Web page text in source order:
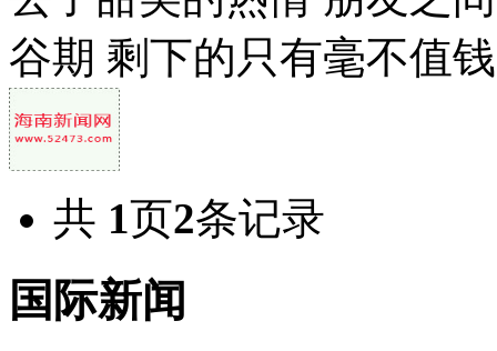
谷期 剩下的只有毫不值
共 1页2条记录
国际新闻